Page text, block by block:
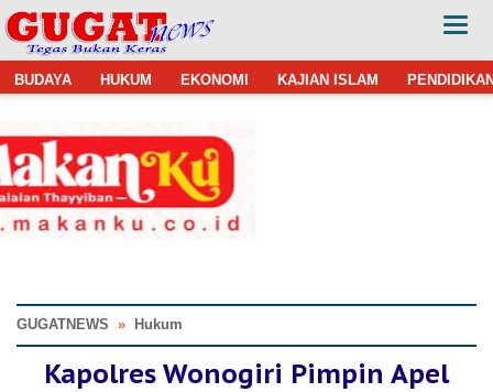
BUDAYA HUKUM EKONOMI KAJIAN ISLAM
GUGATNEWS » Hukum
Kapolres Wonogiri Pimpin Apel